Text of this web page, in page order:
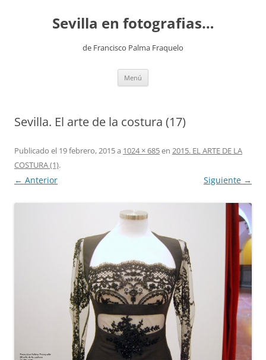
contenidoSevilla en fotografias…
de Francisco Palma Fraquelo
Menú
Sevilla. El arte de la costura (17)
Publicado el 19 febrero, 2015a 1024 × 685en 2015. EL ARTE DE LA
COSTURA (1).
← Anterior Siguiente →